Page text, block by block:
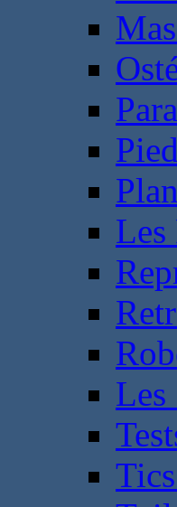
Les
Les